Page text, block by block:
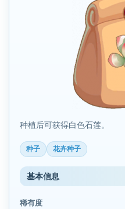
种植后可获得白色石莲。
种子 花卉种子
基本信息
稀有度